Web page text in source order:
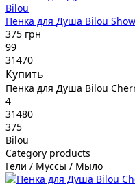
Bilou
Пенка для Душа Bilou
375 грн
99
31470
Купить
Пенка для Душа Bilou
4
31480
375
Bilou
Category products
Гели / Муссы / Мыло